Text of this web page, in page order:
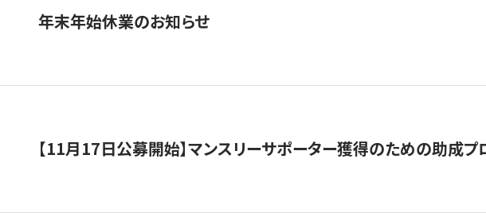
年末年始休業のお知らせ
【11月17日公募開始】マンスリーサポーター獲得のための助成